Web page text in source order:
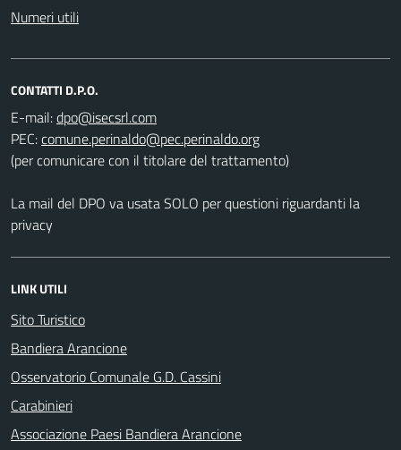
Numeri utili
CONTATTI D.P.O.
E-mail:
PEC:
(per comunicare con il titolare del trattamento)
La mail del DPO va usata SOLO per questioni riguardanti la
privacy
LINK UTILI
Sito Turistico
Bandiera Arancione
Osservatorio Comunale G.D. Cassini
Carabinieri
Associazione Paesi Bandiera Arancione